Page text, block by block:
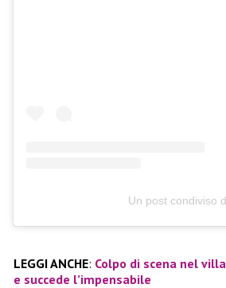
Un post condiviso
LEGGI ANCHE: Colpo di scena nel
e succede l’impensabile